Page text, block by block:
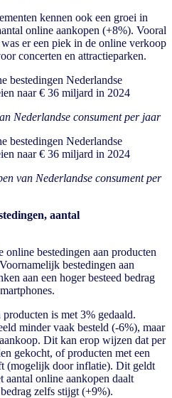
kennen ook een groei in
online aankopen (+8%). Vooral
er een piek in de online verkoop
concerten en attractieparken.
Nederlandse consument per jaar
van Nederlandse consument per
aantal
bestedingen aan producten
bestedingen aan
aan een hoger besteed bedrag
is met 3% gedaald.
minder vaak besteld (-6%), maar
Dit kan erop wijzen dat per
gekocht, of producten met een
(mogelijk door inflatie). Dit geldt
online aankopen daalt
zelfs stijgt (+9%).